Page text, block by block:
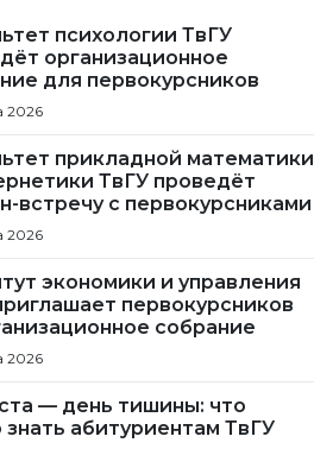
психологии ТвГУ
организационное
для первокурсников
2026
прикладной математики
ТвГУ проведёт
встречу с первокурсниками
2026
экономики и управления
первокурсников
собрание
2026
— день тишины: что
знать абитуриентам ТвГУ